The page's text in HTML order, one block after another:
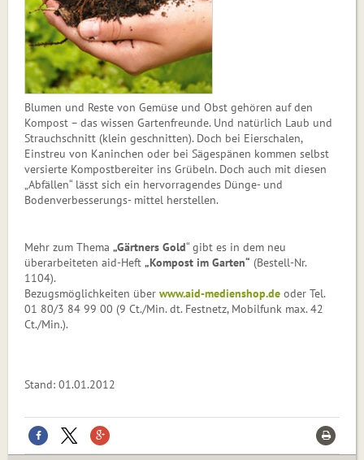
Blumen und Reste von Gemüse und Obst gehören auf den
Kompost – das wissen Gartenfreunde. Und natürlich Laub und
Strauchschnitt (klein geschnitten). Doch bei Eierschalen,
Einstreu von Kaninchen oder bei Sägespänen kommen selbst
versierte Kompostbereiter ins Grübeln. Doch auch mit diesen
„Abfällen“ lässt sich ein hervorragendes Dünge- und
Bodenverbesserungs- mittel herstellen.
Mehr zum Thema „Gärtners Gold“ gibt es in dem neu
überarbeiteten aid-Heft „Kompost im Garten“ (Bestell-Nr.
1104).
Bezugsmöglichkeiten über www.aid-medienshop.de oder Tel.
01 80/3 84 99 00 (9 Ct./Min. dt. Festnetz, Mobilfunk max. 42
Ct./Min.).
Stand: 01.01.2012